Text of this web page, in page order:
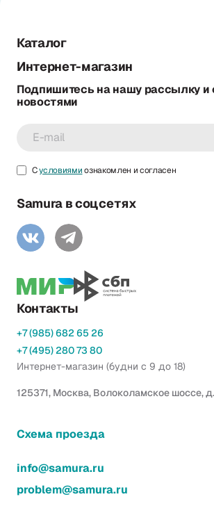
Каталог
Интернет-магазин
Подпишитесь на нашу рассылку и
новостями
Сусловиямиознакомлен и согласен
Samura в соцсетях
Контакты
+7 (985) 682 65 26
+7 (495) 280 73 80
Интернет-магазин (будни с 9 до 18)
125371, Москва, Волоколамское шоссе, д.
Схема проезда
info@samura.ru
problem@samura.ru